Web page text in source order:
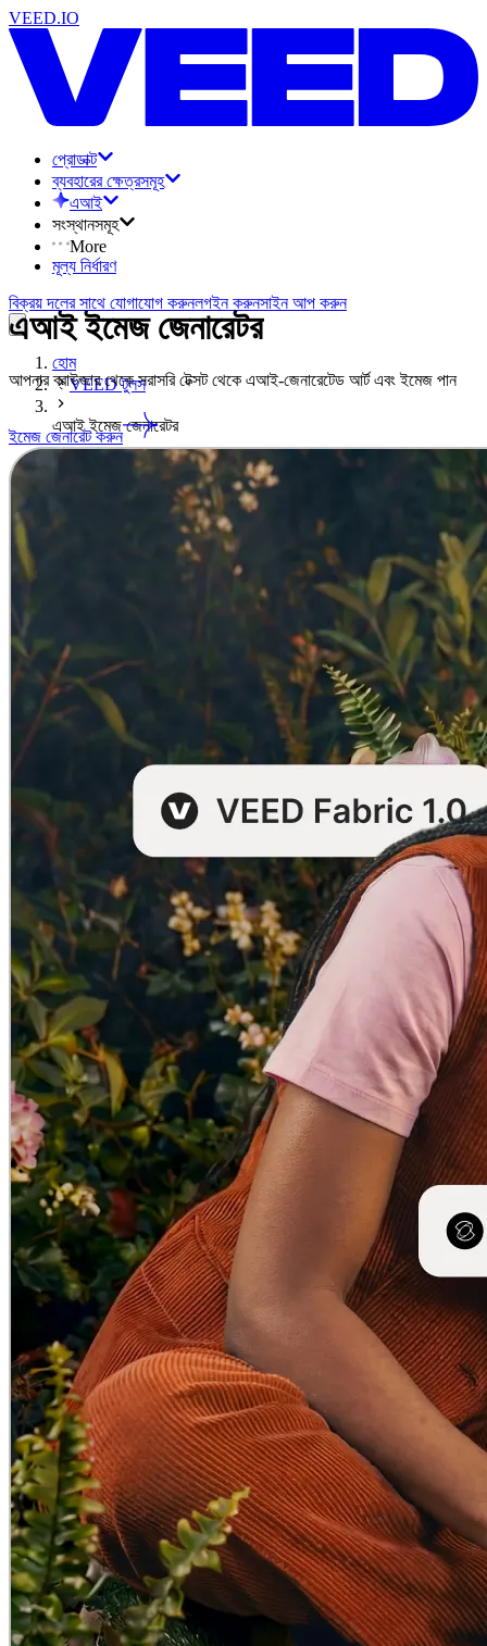
VEED.IO
প্রোডাক্ট
ব্যবহারের ক্ষেত্রসমূহ
এআই
সংস্থানসমূহ
More
মূল্য নির্ধারণ
বিক্রয় দলের সাথে যোগাযোগ করুনলগইন করুনসাইন আপ করুন
হোম
VEED টুলস
এআই ইমেজ জেনারেটর
এআই ইমেজ জেনারেটর
আপনার ব্রাউজার থেকে সরাসরি টেক্সট থেকে এআই-জেনারেটেড আর্ট এবং ইমেজ পান
ইমেজ জেনারেট করুন